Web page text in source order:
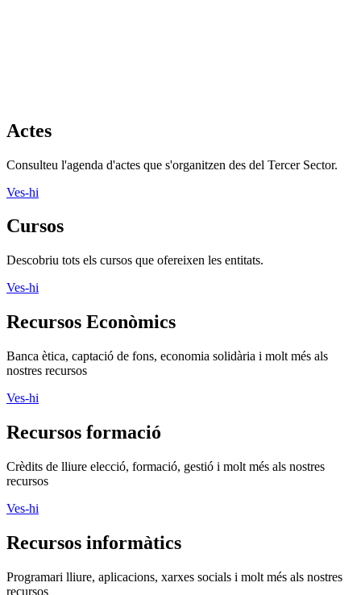
nostres recursos
Ves-hi
Recursos formació
Crèdits de lliure elecció, formació, gestió i molt més als nostres
recursos
Ves-hi
Recursos informàtics
Programari lliure, aplicacions, xarxes socials i molt més als nostres
recursos
Ves-hi
Recursos jurídics
Contractació, normativa d’entitats, marc legals i molt més